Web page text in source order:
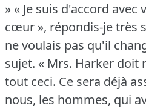
» « Je suis d'accord
cœur », répondis-je très
ne voulais pas qu'il
sujet. « Mrs. Harker doit
tout ceci. Ce sera déjà
nous, les hommes, qui